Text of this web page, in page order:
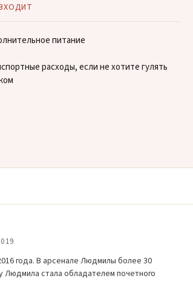
питание
расходы, если не хотите гулять
года. В арсенале Людмилы более 30
стала обладателем почетного